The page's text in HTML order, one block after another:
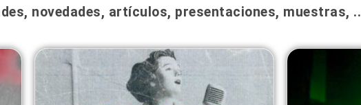
novedades, artículos, presentaciones, muestras, ..
PagePage